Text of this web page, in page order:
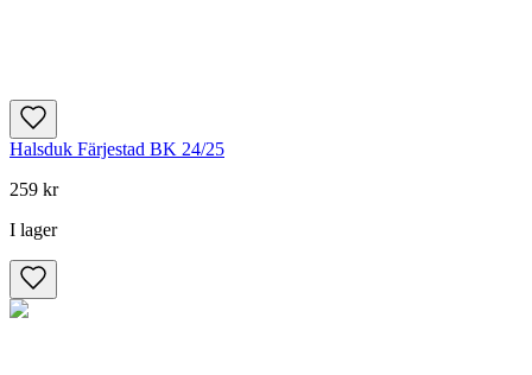
Halsduk Färjestad BK 24/25
259 kr
I lager